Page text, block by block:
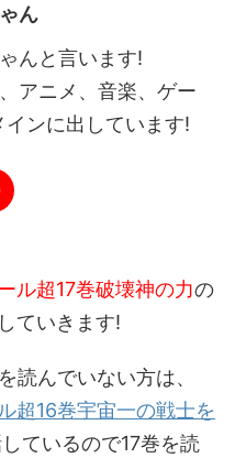
ん
んと言います!
アニメ、音楽、ゲー
ンに出しています!
ル超17巻破壊神の力の
ていきます!
読んでいない方は、
超16巻宇宙一の戦士を
ているので17巻を読